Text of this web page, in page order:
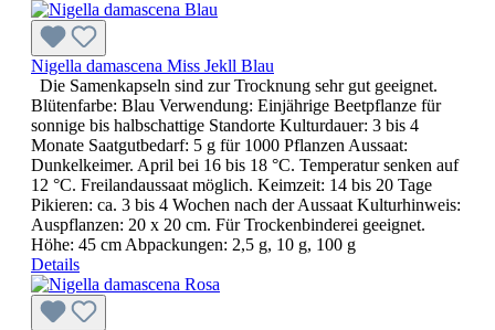
Nigella damascena Miss Jekll Blau
Die Samenkapseln sind zur Trocknung sehr gut geeignet.
Blütenfarbe: Blau Verwendung: Einjährige Beetpflanze für
sonnige bis halbschattige Standorte Kulturdauer: 3 bis 4
Monate Saatgutbedarf: 5 g für 1000 Pflanzen Aussaat:
Dunkelkeimer. April bei 16 bis 18 °C. Temperatur senken auf
12 °C. Freilandaussaat möglich. Keimzeit: 14 bis 20 Tage
Pikieren: ca. 3 bis 4 Wochen nach der Aussaat Kulturhinweis:
Auspflanzen: 20 x 20 cm. Für Trockenbinderei geeignet.
Höhe: 45 cm Abpackungen: 2,5 g, 10 g, 100 g
Details